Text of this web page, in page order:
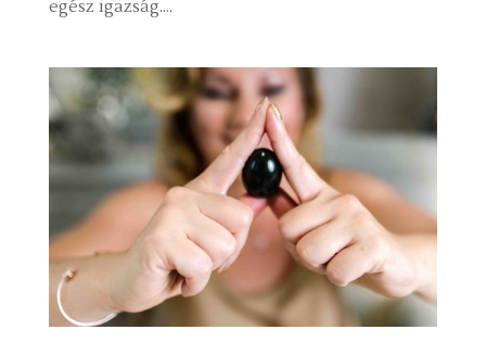
egész igazság....